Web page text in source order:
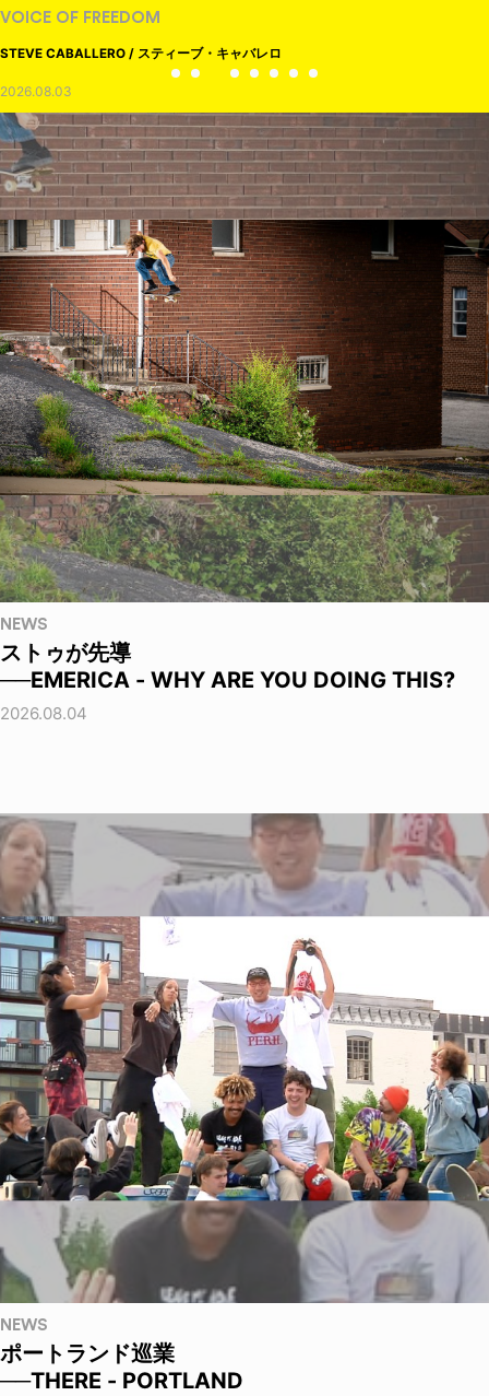
VOICE OF FREEDOM
STEVE CABALLERO / スティーブ・キャバレロ
2026.08.03
NEWS
ストゥが先導
──EMERICA - WHY ARE YOU DOING THIS?
2026.08.04
NEWS
ポートランド巡業
──THERE - PORTLAND